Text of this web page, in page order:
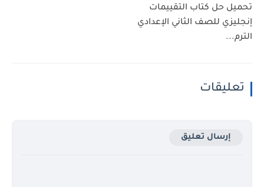
تحميل حل كتاب التقييمات
إنجليزي للصف الثاني الإعدادي
الترم...
تعليقات
إرسال تعليق